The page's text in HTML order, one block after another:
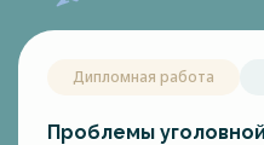
Дипломная работа
Проблемы